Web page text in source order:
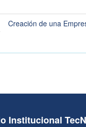
Creación de una
Institucional